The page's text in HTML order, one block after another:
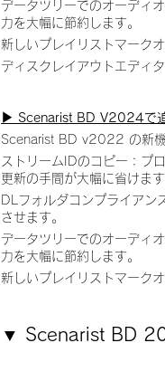
データツリーでのオーディ
力を大幅に節約します。
新しいプレイリストマーク
ディスクレイアウトエディ
▶︎ Scenarist BD V2024で
Scenarist BD v2022 の新
ストリームIDのコピー：プ
更新の手間が大幅に省けます
DLフォルダコンプライア
させます。
データツリーでのオーディ
力を大幅に節約します。
新しいプレイリストマーク
▼ Scenarist BD